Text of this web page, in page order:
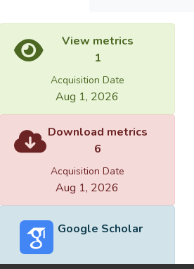
View metrics
1
Acquisition Date
Aug 1, 2026
Download metrics
6
Acquisition Date
Aug 1, 2026
Google Scholar